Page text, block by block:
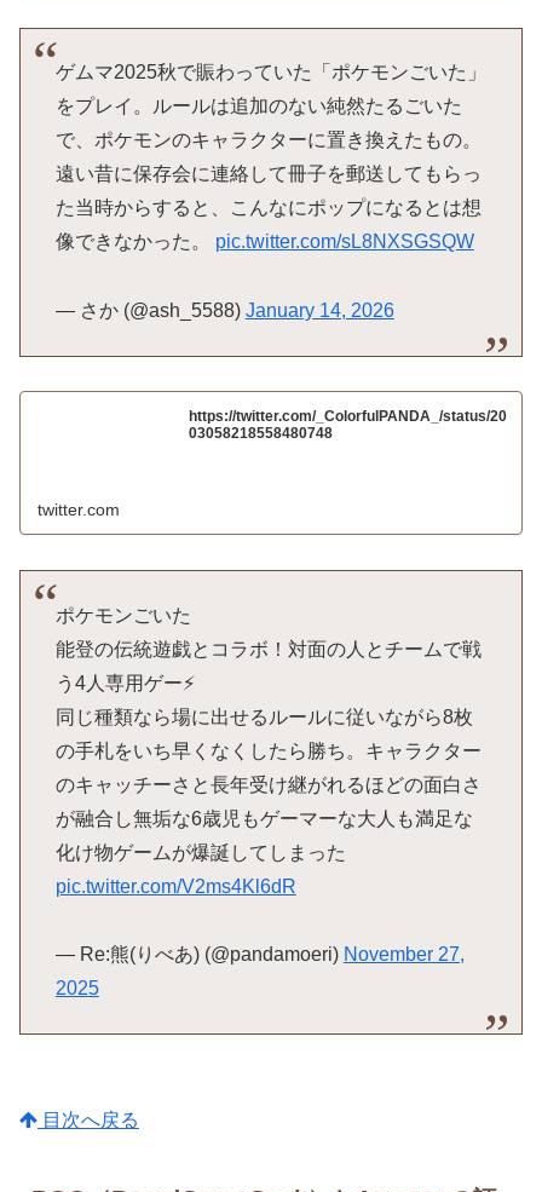
ゲムマ2025秋で賑わっていた「ポケモンごいた」
をプレイ。ルールは追加のない純然たるごいた
で、ポケモンのキャラクターに置き換えたもの。
遠い昔に保存会に連絡して冊子を郵送してもらっ
た当時からすると、こんなにポップになるとは想
像できなかった。 pic.twitter.com/sL8NXSGSQW
— さか (@ash_5588) January 14, 2026
https://twitter.com/_ColorfulPANDA_/status/20
03058218558480748
twitter.com
ポケモンごいた
能登の伝統遊戯とコラボ！対面の人とチームで戦
う4人専用ゲー⚡️
同じ種類なら場に出せるルールに従いながら8枚
の手札をいち早くなくしたら勝ち。キャラクター
のキャッチーさと長年受け継がれるほどの面白さ
が融合し無垢な6歳児もゲーマーな大人も満足な
化け物ゲームが爆誕してしまった
pic.twitter.com/V2ms4Kl6dR
— Re:熊(りべあ) (@pandamoeri) November 27,
2025
目次へ戻る